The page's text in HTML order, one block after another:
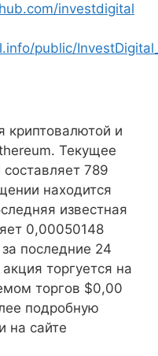
investdigital
public/
криптовалютой и
Текущее
789
находится
известная
0,00050148
последние 24
торгуется на
торгов $0,00
подробную
на сайте